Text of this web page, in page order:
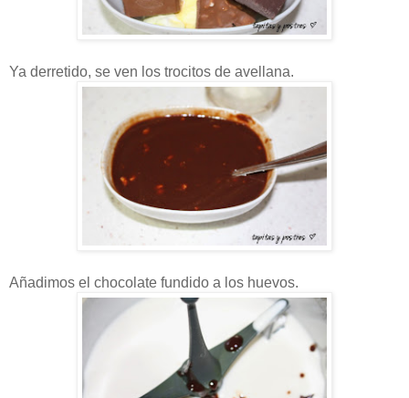
Ya derretido, se ven los trocitos de avellana.
Añadimos el chocolate fundido a los huevos.